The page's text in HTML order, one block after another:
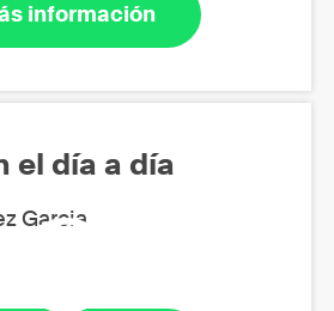
información
el día a día
Garcia